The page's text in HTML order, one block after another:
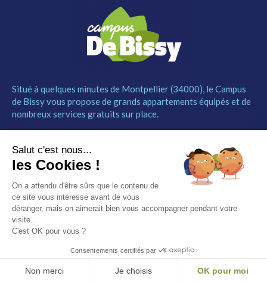
Situé à quelques minutes de Montpellier (34000), le Campus
de Bissy vous propose de grands appartements équipés et de
nombreux services gratuits sur place.
Le Campus
Les studios
Les services
Comment réserver
Contact
Partenaires
Mentions légales
contact@campusdebissy34.com
Route de Ganges 34980
Saint-Clément-de-Rivière
© Campus de Bissy –Mentions légales – byEtincelle
Salut c'est nous...
les Cookies !
On a attendu d'être sûrs que le contenu de
ce site vous intéresse avant de vous
déranger, mais on aimerait bien vous accompagner pendant votre
visite...
C'est OK pour vous ?
Consentements certifiés par
Non merci Je choisis OK pour moi